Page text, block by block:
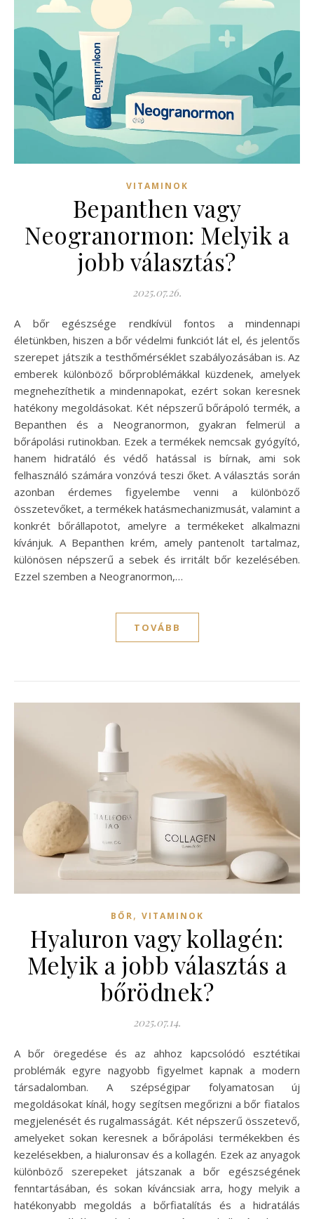
VITAMINOK
Bepanthen vagy
Neogranormon: Melyik a
jobb választás?
2025.07.26.
A bőr egészsége rendkívül fontos a mindennapi
életünkben, hiszen a bőr védelmi funkciót lát el, és jelentős
szerepet játszik a testhőmérséklet szabályozásában is. Az
emberek különböző bőrproblémákkal küzdenek, amelyek
megnehezíthetik a mindennapokat, ezért sokan keresnek
hatékony megoldásokat. Két népszerű bőrápoló termék, a
Bepanthen és a Neogranormon, gyakran felmerül a
bőrápolási rutinokban. Ezek a termékek nemcsak gyógyító,
hanem hidratáló és védő hatással is bírnak, ami sok
felhasználó számára vonzóvá teszi őket. A választás során
azonban érdemes figyelembe venni a különböző
összetevőket, a termékek hatásmechanizmusát, valamint a
konkrét bőrállapotot, amelyre a termékeket alkalmazni
kívánjuk. A Bepanthen krém, amely pantenolt tartalmaz,
különösen népszerű a sebek és irritált bőr kezelésében.
Ezzel szemben a Neogranormon,…
TOVÁBB
BŐR, VITAMINOK
Hyaluron vagy kollagén:
Melyik a jobb választás a
bőrödnek?
2025.07.14.
A bőr öregedése és az ahhoz kapcsolódó esztétikai
problémák egyre nagyobb figyelmet kapnak a modern
társadalomban. A szépségipar folyamatosan új
megoldásokat kínál, hogy segítsen megőrizni a bőr fiatalos
megjelenését és rugalmasságát. Két népszerű összetevő,
amelyeket sokan keresnek a bőrápolási termékekben és
kezelésekben, a hialuronsav és a kollagén. Ezek az anyagok
különböző szerepeket játszanak a bőr egészségének
fenntartásában, és sokan kíváncsiak arra, hogy melyik a
hatékonyabb megoldás a bőrfiatalítás és a hidratálás